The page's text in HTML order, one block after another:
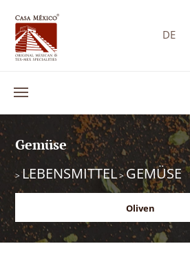
Gemüse
>LEBENSMITTEL>GEMÜSE
Oliven